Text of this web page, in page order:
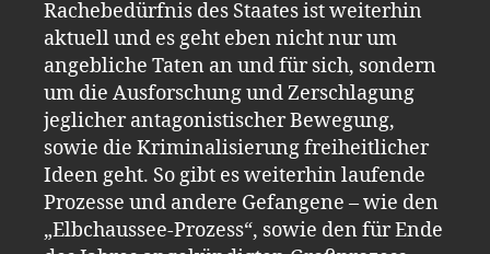
Rachebedürfnis des Staates ist weiterhin
aktuell und es geht eben nicht nur um
angebliche Taten an und für sich, sondern
um die Ausforschung und Zerschlagung
jeglicher antagonistischer Bewegung,
sowie die Kriminalisierung freiheitlicher
Ideen geht. So gibt es weiterhin laufende
Prozesse und andere Gefangene – wie den
„Elbchaussee-Prozess“, sowie den für Ende